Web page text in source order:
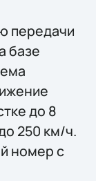
передачи
базе
до 8
250 км/ч.
номер с